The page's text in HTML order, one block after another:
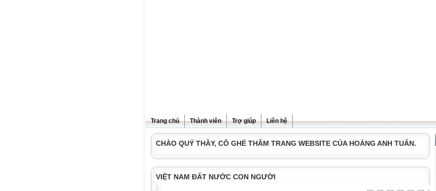
Trang chủ Thành viên Trợ giúp Liên hệ
CHÀO QUÝ THẦY, CÔ GHÉ THĂM TRANG WEBSITE CỦA HOÀNG ANH TUẤN.
VIỆT NAM ĐẤT NƯỚC CON NGƯỜI